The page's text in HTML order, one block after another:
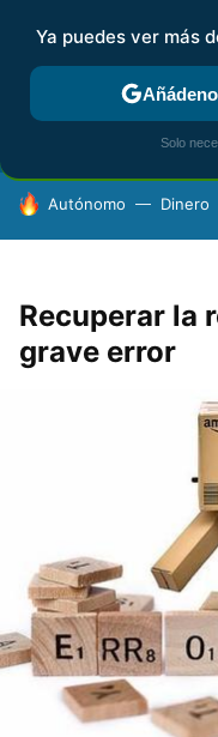
FISCALIDAD Y
HOY SE HABLA DE
Autónomo Dinero
Recuperar la
grave error
Ya puedes ver más
Solo